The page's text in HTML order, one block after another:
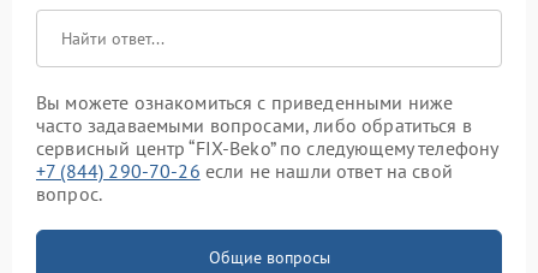
Вы можете ознакомиться с приведенными ниже
часто задаваемыми вопросами, либо обратиться в
сервисный центр “FIX-Beko” по следующему телефону
+7 (844) 290-70-26 если не нашли ответ на свой
вопрос.
Общие вопросы